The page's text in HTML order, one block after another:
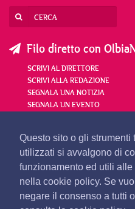
Questo sito o gli strumenti
utilizzati si avvalgono di
funzionamento ed utili
nella cookie policy. Se
negare il consenso a tutti
Filo diretto con
SCRIVI AL DIRETTORE
SCRIVI ALLA REDAZIONE
SEGNALA UNA NOTIZIA
SEGNALA UN EVENTO